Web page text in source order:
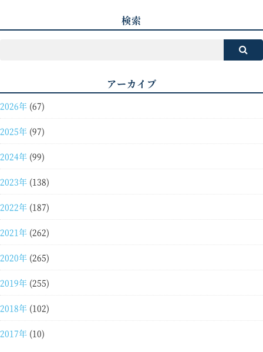
検索
アーカイブ
2026年 (67)
2025年 (97)
2024年 (99)
2023年 (138)
2022年 (187)
2021年 (262)
2020年 (265)
2019年 (255)
2018年 (102)
2017年 (10)